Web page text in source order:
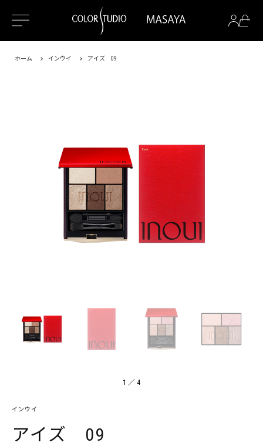
ホーム インウイ アイズ 09
1 ／ 4
インウイ
アイズ 09